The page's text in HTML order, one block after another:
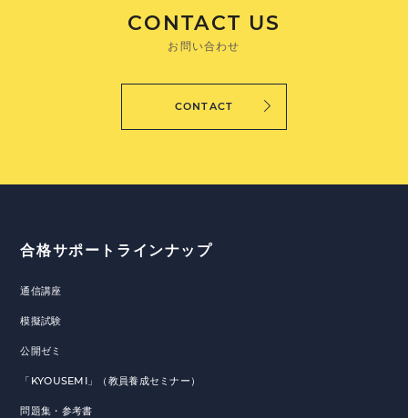
CONTACT US
お問い合わせ
CONTACT
合格サポートラインナップ
通信講座
模擬試験
公開ゼミ
「KYOUSEMI」（教員養成セミナー）
問題集・参考書